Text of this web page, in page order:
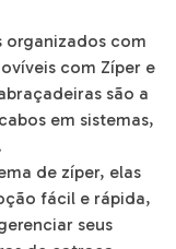
organizados com
com Zíper e
são a
em sistemas,
de zíper, elas
fácil e rápida,
seus